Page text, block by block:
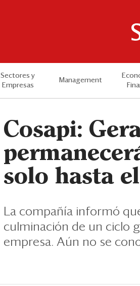
Sectores y
Empresas
Management
Cosapi:
solo hasta
La compañía informó
culminación de un ciclo
empresa. Aún no se